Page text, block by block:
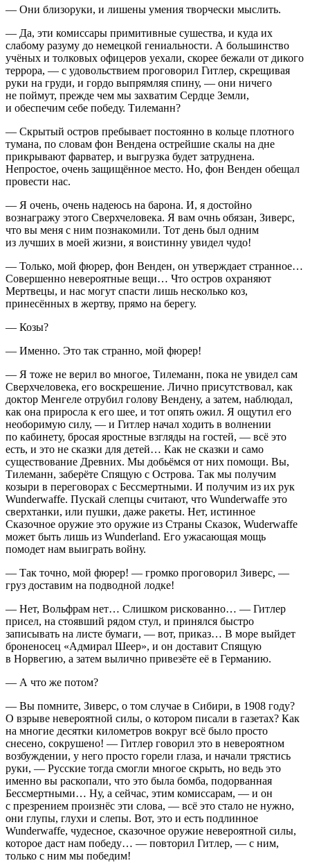
— Они близоруки, и лишены умения творчески мыслить.
— Да, эти комиссары примитивные сушества, и куда их
слабому разуму до немецкой гениальности. А большинство
учёных и толковых офицеров уехали, скорее бежали от дикого
террора, — с удовольствием проговорил Гитлер, скрещивая
руки на груди, и гордо выпрямляя спину, — они ничего
не поймут, прежде чем мы захватим Сердце Земли,
и обеспечим себе победу. Тилеманн?
— Скрытый остров пребывает постоянно в кольце плотного
тумана, по словам фон Вендена острейшие скалы на дне
прикрывают фарватер, и выгрузка будет затруднена.
Непростое, очень защищённое место. Но, фон Венден обещал
провести нас.
— Я очень, очень надеюсь на барона. И, я достойно
вознагражу этого Сверхчеловека. Я вам очнь обязан, Зиверс,
что вы меня с ним познакомили. Тот день был одним
из лучших в моей жизни, я воистинну увидел чудо!
— Только, мой фюрер, фон Венден, он утверждает странное…
Совершенно невероятные вещи… Что остров охраняют
Мертвецы, и нас могут спасти лишь несколько коз,
принесённых в жертву, прямо на берегу.
— Козы?
— Именно. Это так странно, мой фюрер!
— Я тоже не верил во многое, Тилеманн, пока не увидел сам
Сверхчеловека, его воскрешение. Лично присутствовал, как
доктор Менгеле отрубил голову Вендену, а затем, наблюдал,
как она приросла к его шее, и тот опять ожил. Я ощутил его
необоримую силу, — и Гитлер начал ходить в волнении
по кабинету, бросая яростные взгляды на гостей, — всё это
есть, и это не сказки для детей… Как не сказки и само
существование Древних. Мы добьёмся от них помощи. Вы,
Тилеманн, заберёте Спящую с Острова. Так мы получим
козыри в переговорах с Бессмертными. И получим из их рук
Wunderwaffe. Пускай слепцы считают, что Wunderwaffe это
сверхтанки, или пушки, даже ракеты. Нет, истинное
Сказочное оружие это оружие из Страны Сказок, Wuderwaffe
может быть лишь из Wunderland. Его ужасающая мощь
помодет нам выиграть войну.
— Так точно, мой фюрер! — громко проговорил Зиверс, —
груз доставим на подводной лодке!
— Нет, Вольфрам нет… Слишком рискованно… — Гитлер
присел, на стоявший рядом стул, и принялся быстро
записывать на листе бумаги, — вот, приказ… В море выйдет
броненосец «Адмирал Шеер», и он доставит Спящую
в Норвегию, а затем вылично привезёте её в Германию.
— А что же потом?
— Вы помните, Зиверс, о том случае в Сибири, в 1908 году?
О взрыве невероятной силы, о котором писали в газетах? Как
на многие десятки километров вокруг всё было просто
снесено, сокрушено! — Гитлер говорил это в невероятном
возбуждении, у него просто горели глаза, и начали трястись
руки, — Русские тогда смогли многое скрыть, но ведь это
именно вы раскопали, что это была бомба, подорванная
Бессмертными… Ну, а сейчас, этим комиссарам, — и он
с презрением произнёс эти слова, — всё это стало не нужно,
они глупы, глухи и слепы. Вот, это и есть подлинное
Wunderwaffe, чудесное, сказочное оружие невероятной силы,
которое даст нам победу… — повторил Гитлер, — с ним,
только с ним мы победим!